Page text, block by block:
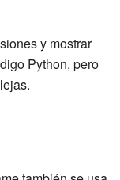
y mostrar
Python, pero